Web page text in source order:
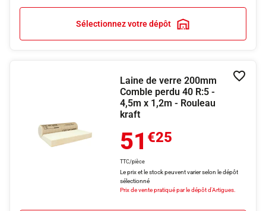
Sélectionnez votre dépôt
Laine de verre 200mm
Comble perdu 40 R:5 -
4,5m x 1,2m - Rouleau
kraft
51 €25
TTC/pièce
Le prix et le stock peuvent varier selon le dépôt
sélectionné
Prix de vente pratiqué par le dépôt d'Artigues.